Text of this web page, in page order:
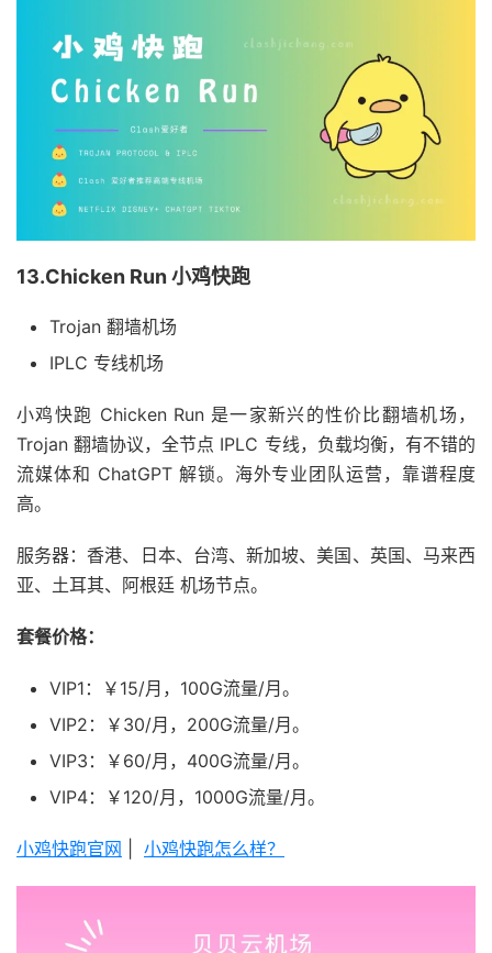
13.Chicken Run 小鸡快跑
Trojan 翻墙机场
IPLC 专线机场
小鸡快跑 Chicken Run 是一家新兴的性价比翻墙机场，
Trojan 翻墙协议，全节点 IPLC 专线，负载均衡，有不错的
流媒体和 ChatGPT 解锁。海外专业团队运营，靠谱程度
高。
服务器：香港、日本、台湾、新加坡、美国、英国、马来西
亚、土耳其、阿根廷 机场节点。
套餐价格：
VIP1：￥15/月，100G流量/月。
VIP2：￥30/月，200G流量/月。
VIP3：￥60/月，400G流量/月。
VIP4：￥120/月，1000G流量/月。
小鸡快跑官网 小鸡快跑怎么样？